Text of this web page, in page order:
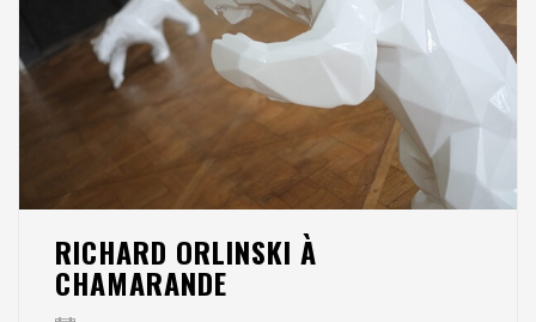
RICHARD ORLINSKI À
CHAMARANDE